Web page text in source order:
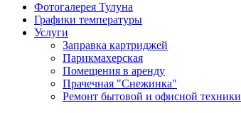
Фотогалерея Тулуна
Графики температуры
Услуги
Заправка картриджей
Парикмахерская
Помещения в аренду
Прачечная "Снежинка"
Ремонт бытовой и офисной техники